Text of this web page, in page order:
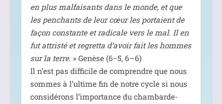
en plus mal­fai­sants dans le monde, et que
les pen­chants de leur cœur les por­taient de
façon constante et radi­cale vers le mal. Il en
fut attris­té et regret­ta d’a­voir fait les hommes
sur la terre. » Genèse (6−5, 6–6)
Il n’est pas dif­fi­cile de com­prendre que nous
sommes à l’ultime fin de notre cycle si nous
consi­dé­rons l’importance du cham­bar­de­